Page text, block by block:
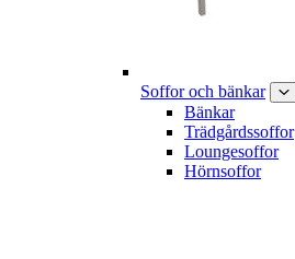
Soffor och bänkar
Bänkar
Trädgårdssoffor
Loungesoffor
Hörnsoffor